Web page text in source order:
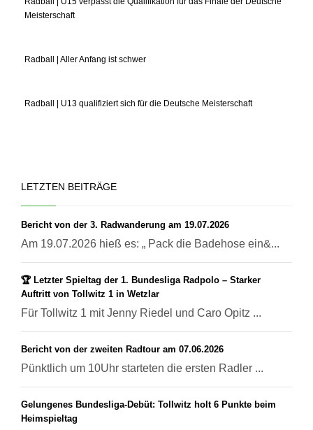
Meisterschaft
Radball | Aller Anfang ist schwer
Radball | U13 qualifiziert sich für die Deutsche Meisterschaft
LETZTEN BEITRÄGE
Bericht von der 3. Radwanderung am 19.07.2026
Am 19.07.2026 hieß es: „ Pack die Badehose ein&...
🏆 Letzter Spieltag der 1. Bundesliga Radpolo – Starker
Auftritt von Tollwitz 1 in Wetzlar
Für Tollwitz 1 mit Jenny Riedel und Caro Opitz ...
Bericht von der zweiten Radtour am 07.06.2026
Pünktlich um 10Uhr starteten die ersten Radler ...
Gelungenes Bundesliga-Debüt: Tollwitz holt 6 Punkte beim
Heimspieltag